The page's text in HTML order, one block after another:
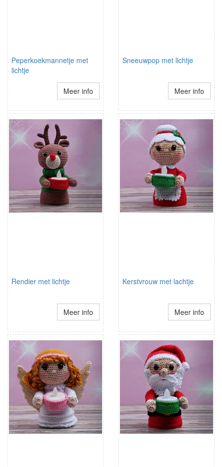
Peperkoekmannetje met
lichtje
Meer info
Sneeuwpop met lichtje
Meer info
Rendier met lichtje
Meer info
Kerstvrouw met lachtje
Meer info